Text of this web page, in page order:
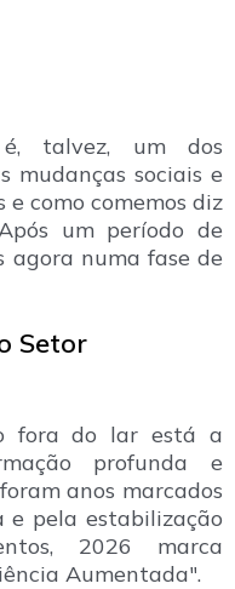
talvez, um dos
mudanças sociais e
e como comemos diz
um período de
agora numa fase de
Setor
fora do lar está a
profunda e
anos marcados
e pela estabilização
2026 marca
Aumentada".